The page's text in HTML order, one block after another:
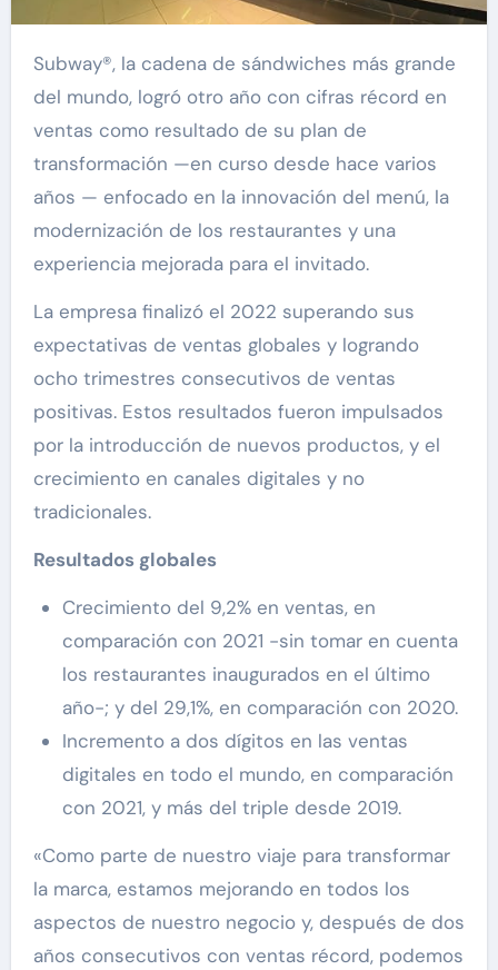
Subway®, la cadena de sándwiches más grande
del mundo, logró otro año con cifras récord en
ventas como resultado de su plan de
transformación —en curso desde hace varios
años — enfocado en la innovación del menú, la
modernización de los restaurantes y una
experiencia mejorada para el invitado.
La empresa finalizó el 2022 superando sus
expectativas de ventas globales y logrando
ocho trimestres consecutivos de ventas
positivas. Estos resultados fueron impulsados
por la introducción de nuevos productos, y el
crecimiento en canales digitales y no
tradicionales.
Resultados globales
Crecimiento del 9,2% en ventas, en
comparación con 2021 -sin tomar en cuenta
los restaurantes inaugurados en el último
año-; y del 29,1%, en comparación con 2020.
Incremento a dos dígitos en las ventas
digitales en todo el mundo, en comparación
con 2021, y más del triple desde 2019.
«Como parte de nuestro viaje para transformar
la marca, estamos mejorando en todos los
aspectos de nuestro negocio y, después de dos
años consecutivos con ventas récord, podemos